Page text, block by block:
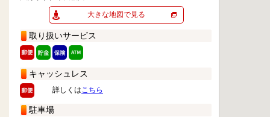
大きな地図で見る
取り扱いサービス
キャッシュレス
詳しくはこちら
駐車場